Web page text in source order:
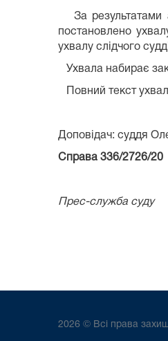
За результатами
постановлено
ухвалу слідчого
Ухвала набирає
Повний текст
Доповідач: суддя
Справа 336/2726/20
Прес-служба суду
2026 © Всі права